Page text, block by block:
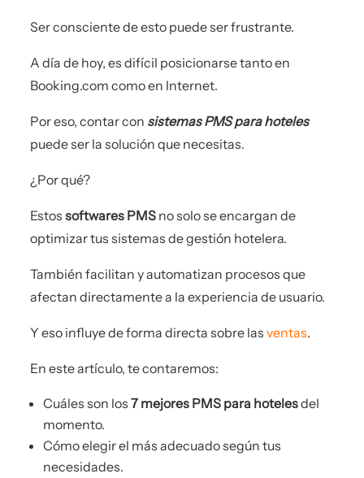
Ser consciente de esto puede ser frustrante.
A día de hoy, es difícil posicionarse tanto en
Booking.com como en Internet.
Por eso, contar con sistemas PMS para hoteles
puede ser la solución que necesitas.
¿Por qué?
Estossoftwares PMS no solo se encargan de
optimizar tus sistemas de gestión hotelera.
También facilitan y automatizan procesos que
afectan directamente a la experiencia de usuario.
Y eso influye de forma directa sobre lasventas.
En este artículo, te contaremos:
Cuáles son los7 mejores PMS para hotelesdel
momento.
Cómo elegir el más adecuado según tus
necesidades.